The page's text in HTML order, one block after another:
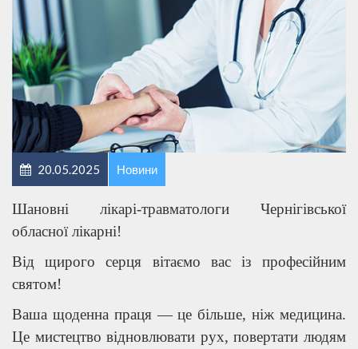
20.05.2025 Новини
Шановні лікарі-травматологи Чернігівської
обласної лікарні!
Від щирого серця вітаємо вас із професійним
святом!
Ваша щоденна праця — це більше, ніж медицина.
Це мистецтво відновлювати рух, повертати людям